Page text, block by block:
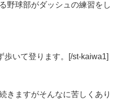
野球部がダッシュの練習をし
歩いて登ります。[/st-kaiwa1]
きますがそんなに苦しくあり